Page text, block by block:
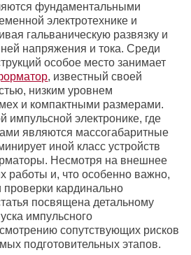
фундаментальными
электротехнике и
гальваническую развязку и
напряжения и тока. Среди
особое место занимает
, известный своей
низким уровнем
и компактными размерами.
импульсной электронике, где
являются массогабаритные
иной класс устройств
Несмотря на внешнее
работы и, что особенно важно,
проверки кардинально
посвящена детальному
импульсного
сопутствующих рисков
подготовительных этапов.